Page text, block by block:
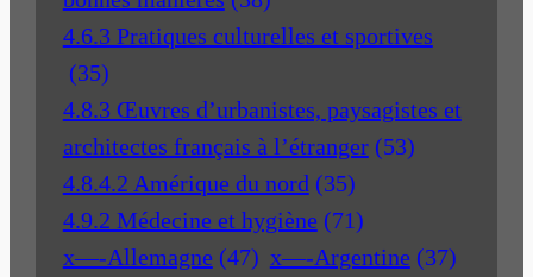
4.6.3 Pratiques culturelles et sportives
(35)
4.8.3 Œuvres d’urbanistes, paysagistes et
architectes français à l’étranger (53)
4.8.4.2 Amérique du nord (35)
4.9.2 Médecine et hygiène (71)
x—-Allemagne (47) x—-Argentine (37)